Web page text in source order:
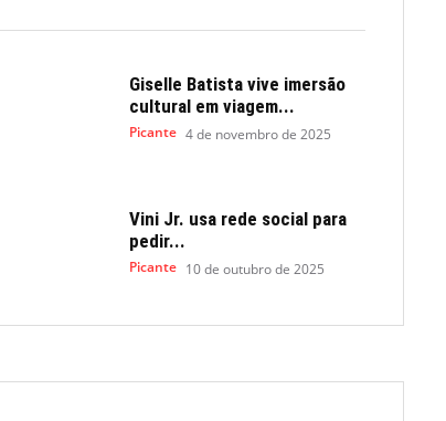
Giselle Batista vive imersão
cultural em viagem...
Picante 4 de novembro de 2025
Vini Jr. usa rede social para
pedir...
Picante 10 de outubro de 2025